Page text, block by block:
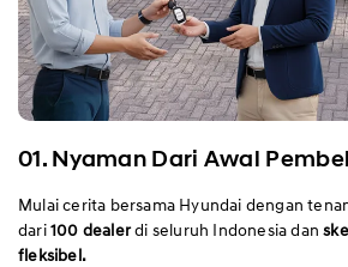
01. Nyaman Dari Awal
Mulai cerita bersama Hyundai dengan
dari100 dealerdi seluruh Indonesia dan
fleksibel.